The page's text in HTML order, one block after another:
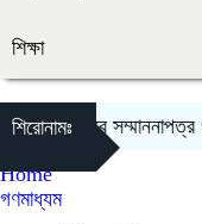
শিক্ষা
শিরোনামঃহিসেবে সম্মাননাপত্র
Home
গণমাধ্যম